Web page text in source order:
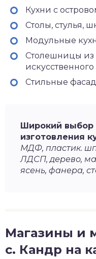
Кухни с
Столы, стулья,
Модульные
Столешницы из
Стильные
Широкий выбор
изготовления
МДФ, пластик.
ЛДСП, дерево,
ясень, фанера,
Магазины и
с. Кандр на